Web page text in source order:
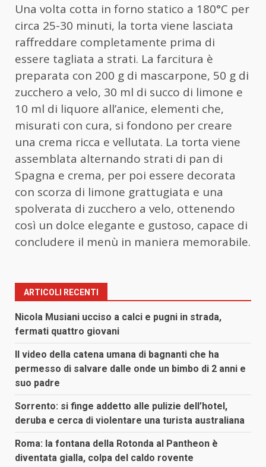
Una volta cotta in forno statico a 180°C per
circa 25-30 minuti, la torta viene lasciata
raffreddare completamente prima di
essere tagliata a strati. La farcitura è
preparata con 200 g di mascarpone, 50 g di
zucchero a velo, 30 ml di succo di limone e
10 ml di liquore all’anice, elementi che,
misurati con cura, si fondono per creare
una crema ricca e vellutata. La torta viene
assemblata alternando strati di pan di
Spagna e crema, per poi essere decorata
con scorza di limone grattugiata e una
spolverata di zucchero a velo, ottenendo
così un dolce elegante e gustoso, capace di
concludere il menù in maniera memorabile.
ARTICOLI RECENTI
Nicola Musiani ucciso a calci e pugni in strada,
fermati quattro giovani
Il video della catena umana di bagnanti che ha
permesso di salvare dalle onde un bimbo di 2 anni e
suo padre
Sorrento: si finge addetto alle pulizie dell’hotel,
deruba e cerca di violentare una turista australiana
Roma: la fontana della Rotonda al Pantheon è
diventata gialla, colpa del caldo rovente